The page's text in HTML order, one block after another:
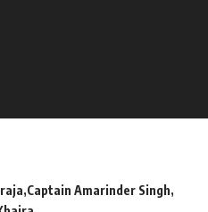
Captain Amarinder Singh